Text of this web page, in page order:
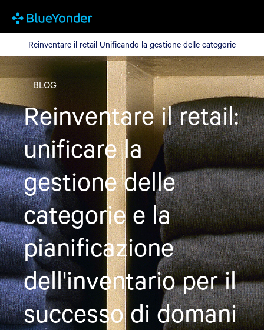
Reinventare il retail Unificando la gestione delle categorie
Reinventare il retail Unificando la gestione delle categorie
BLOG
Reinventare il retail:
unificare la
gestione delle
categorie e la
pianificazione
dell'inventario per il
successo di domani